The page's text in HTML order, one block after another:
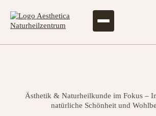
Articles &
Ästhetik & Naturheilkunde im Fokus –
natürliche Schönheit und